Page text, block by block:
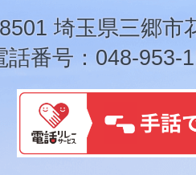
市
埼玉県三郷市
話番号：048-953-